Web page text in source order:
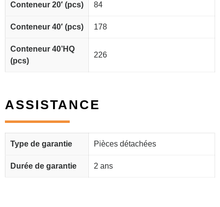
Conteneur 20′ (pcs) 84
Conteneur 40′ (pcs) 178
Conteneur 40’HQ
(pcs)
226
ASSISTANCE
Type de garantie Pièces détachées
Durée de garantie 2 ans